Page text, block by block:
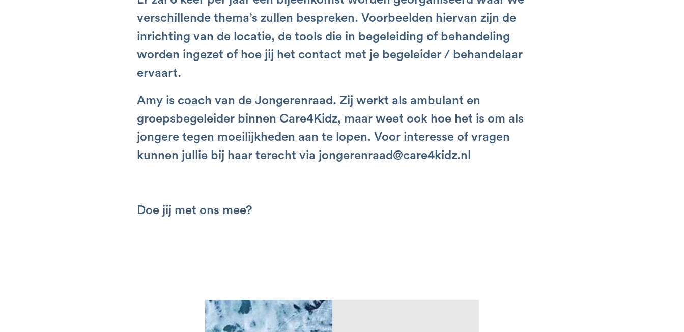
verschillende thema’s zullen bespreken. Voorbeelden hiervan zijn de
inrichting van de locatie, de tools die in begeleiding of behandeling
worden ingezet of hoe jij het contact met je begeleider / behandelaar
ervaart.
Amy is coach van de Jongerenraad. Zij werkt als ambulant en
groepsbegeleider binnen Care4Kidz, maar weet ook hoe het is om als
jongere tegen moeilijkheden aan te lopen. Voor interesse of vragen
kunnen jullie bij haar terecht via jongerenraad@care4kidz.nl
Doe jij met ons mee?